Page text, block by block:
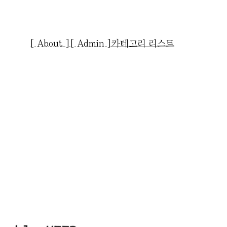
[ About ] [ Admin ] 카테고리 리스트